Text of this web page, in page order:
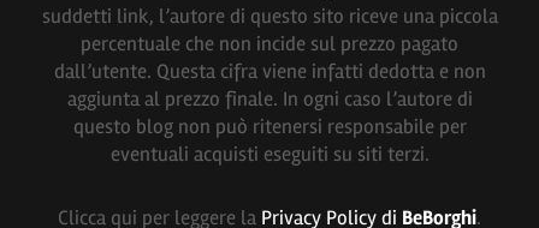
suddetti link, l’autore di questo sito riceve una piccola
percentuale che non incide sul prezzo pagato
dall’utente. Questa cifra viene infatti dedotta e non
aggiunta al prezzo finale. In ogni caso l’autore di
questo blog non può ritenersi responsabile per
eventuali acquisti eseguiti su siti terzi.
Clicca qui per leggere la Privacy Policy di BeBorghi.